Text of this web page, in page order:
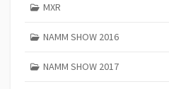
MXR
NAMM SHOW 2016
NAMM SHOW 2017